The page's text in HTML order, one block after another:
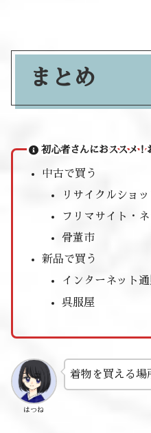
まとめ
初心者さんにおススメ！
中古で買う
リサイクルショッ
フリマサイト・
骨董市
新品で買う
インターネット
呉服屋
はつね
着物を買える場